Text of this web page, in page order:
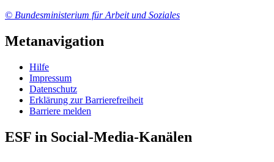
© Bundesministerium für Arbeit und Soziales
Metanavigation
Hil­fe
Im­pres­s­um
Da­ten­schutz
Er­klä­rung zur Bar­rie­re­frei­heit
Bar­rie­re mel­den
ESF in Social-Media-Kanälen